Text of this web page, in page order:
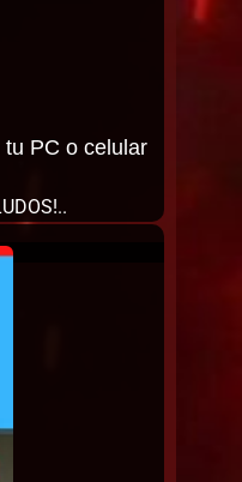
PC o celular